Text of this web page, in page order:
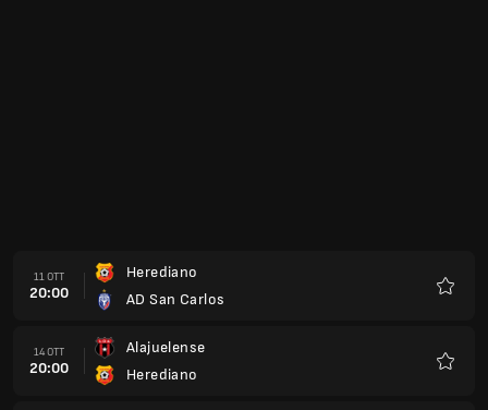
11 OTT
20:00
Herediano
AD San Carlos
14 OTT
20:00
Alajuelense
Herediano